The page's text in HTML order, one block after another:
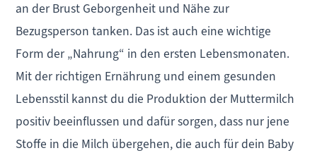
an der Brust Geborgenheit und Nähe zur
Bezugsperson tanken. Das ist auch eine wichtige
Form der „Nahrung“ in den ersten Lebensmonaten.
Mit der richtigen Ernährung und einem gesunden
Lebensstil kannst du die Produktion der Muttermilch
positiv beeinflussen und dafür sorgen, dass nur jene
Stoffe in die Milch übergehen, die auch für dein Baby